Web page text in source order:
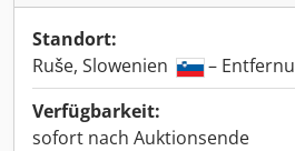
Standort:
Ruše, Slowenien
–
Verfügbarkeit:
sofort nach Auktionsende